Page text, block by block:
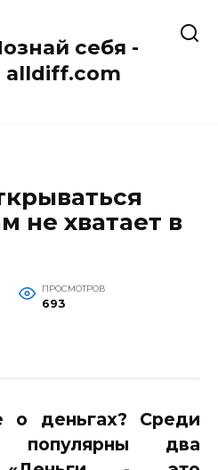
себя -
alldiff.com
не хватает в
ПРОСМОТРОВ
693
о деньгах? Среди
два